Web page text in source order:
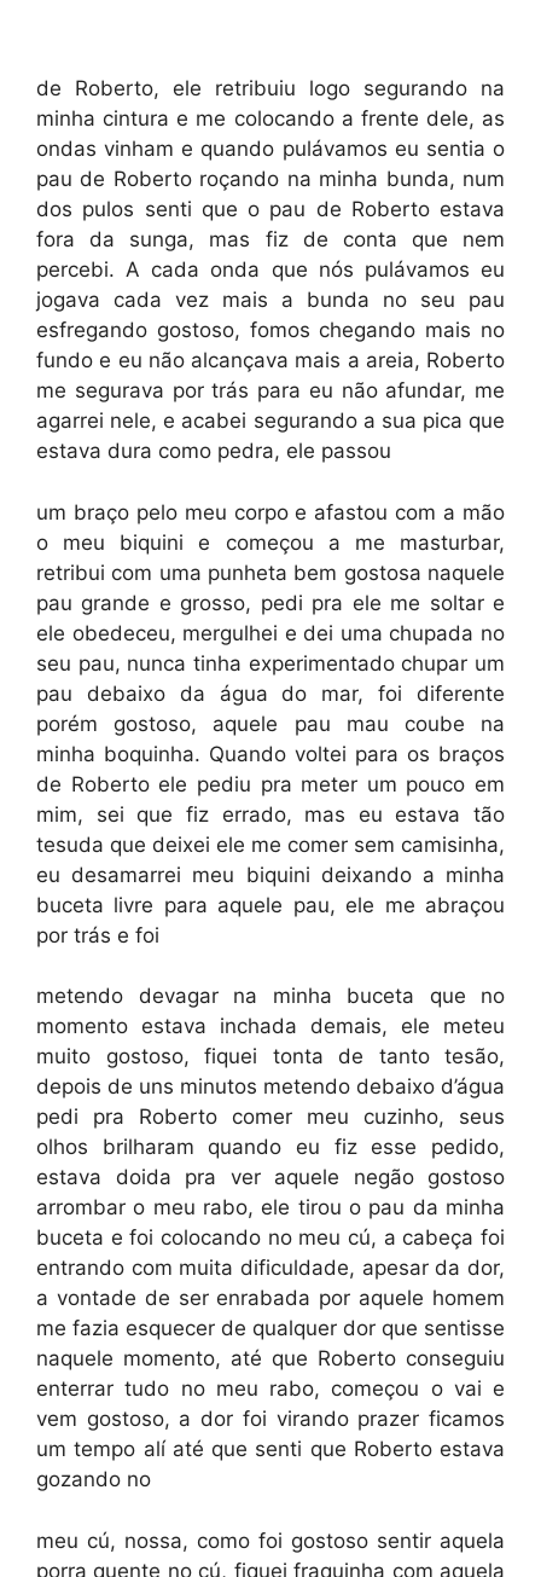
de Roberto, ele retribuiu logo segurando na
minha cintura e me colocando a frente dele, as
ondas vinham e quando pulávamos eu sentia o
pau de Roberto roçando na minha bunda, num
dos pulos senti que o pau de Roberto estava
fora da sunga, mas fiz de conta que nem
percebi. A cada onda que nós pulávamos eu
jogava cada vez mais a bunda no seu pau
esfregando gostoso, fomos chegando mais no
fundo e eu não alcançava mais a areia, Roberto
me segurava por trás para eu não afundar, me
agarrei nele, e acabei segurando a sua pica que
estava dura como pedra, ele passou
um braço pelo meu corpo e afastou com a mão
o meu biquini e começou a me masturbar,
retribui com uma punheta bem gostosa naquele
pau grande e grosso, pedi pra ele me soltar e
ele obedeceu, mergulhei e dei uma chupada no
seu pau, nunca tinha experimentado chupar um
pau debaixo da água do mar, foi diferente
porém gostoso, aquele pau mau coube na
minha boquinha. Quando voltei para os braços
de Roberto ele pediu pra meter um pouco em
mim, sei que fiz errado, mas eu estava tão
tesuda que deixei ele me comer sem camisinha,
eu desamarrei meu biquini deixando a minha
buceta livre para aquele pau, ele me abraçou
por trás e foi
metendo devagar na minha buceta que no
momento estava inchada demais, ele meteu
muito gostoso, fiquei tonta de tanto tesão,
depois de uns minutos metendo debaixo d’água
pedi pra Roberto comer meu cuzinho, seus
olhos brilharam quando eu fiz esse pedido,
estava doida pra ver aquele negão gostoso
arrombar o meu rabo, ele tirou o pau da minha
buceta e foi colocando no meu cú, a cabeça foi
entrando com muita dificuldade, apesar da dor,
a vontade de ser enrabada por aquele homem
me fazia esquecer de qualquer dor que sentisse
naquele momento, até que Roberto conseguiu
enterrar tudo no meu rabo, começou o vai e
vem gostoso, a dor foi virando prazer ficamos
um tempo alí até que senti que Roberto estava
gozando no
meu cú, nossa, como foi gostoso sentir aquela
porra quente no cú, fiquei fraquinha com aquela